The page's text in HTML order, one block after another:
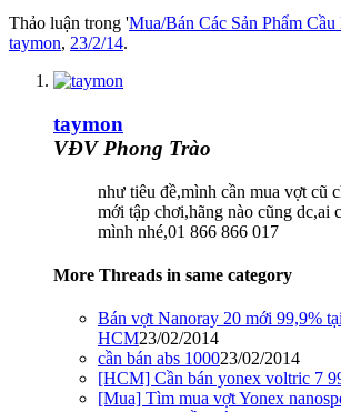
Thảo luận trong 'Mua/Bán Các Sản Phẩm
taymon, 23/2/14.
taymon
VĐV Phong Trào
như tiêu đề,mình cần mua vợt cũ
mới tập chơi,hãng nào cũng dc,ai
mình nhé,01 866 866 017
More Threads in same category
Bán vợt Nanoray 20 mới 99,9%
HCM23/02/2014
cần bán abs 100023/02/2014
[HCM] Cần bán yonex voltric 7
[Mua] Tìm mua vợt Yonex